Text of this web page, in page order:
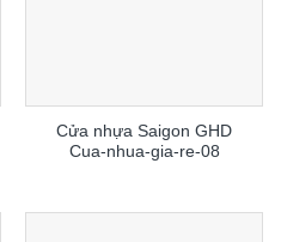
Cửa nhựa Saigon GHD
Cua-nhua-gia-re-08